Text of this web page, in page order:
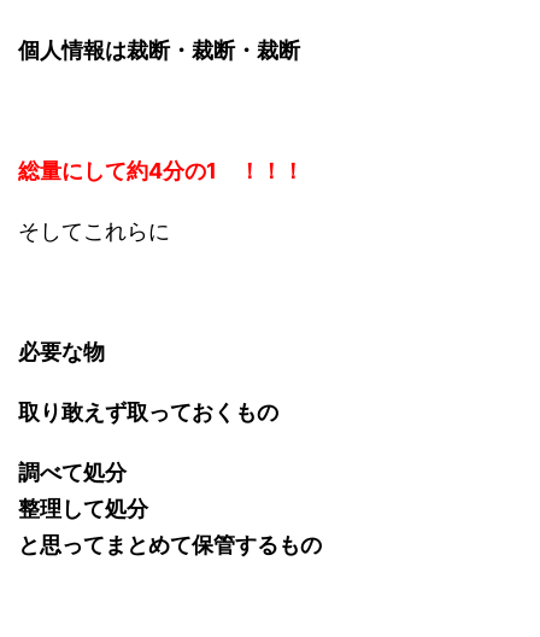
個人情報は裁断・裁断・裁断
総量にして約4分の1 ！！！
そしてこれらに
必要な物
取り敢えず取っておくもの
調べて処分
整理して処分
と思ってまとめて保管するもの